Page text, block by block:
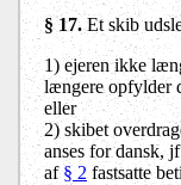
§ 17. Et skib
1) ejeren ikke
længere opfylder
eller
2) skibet
anses for dansk,
af§ 2 fastsatte